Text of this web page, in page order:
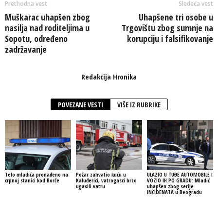
Prethodna vest
Muškarac uhapšen zbog
nasilja nad roditeljima u
Sopotu, određeno
zadržavanje
Sledeća vest
Uhapšene tri osobe u
Trgovištu zbog sumnje na
korupciju i falsifikovanje
Redakcija Hronika
POVEZANE VESTI VIŠE IZ RUBRIKE
Telo mladića pronađeno na
crpnoj stanici kod Borče
Požar zahvatio kuću u
Kaluđerici, vatrogasci brzo
ugasili vatru
ULAZIO U TUĐE AUTOMOBILE I
VOZIO IH PO GRADU: Mladić
uhapšen zbog serije
INCIDENATA u Beogradu